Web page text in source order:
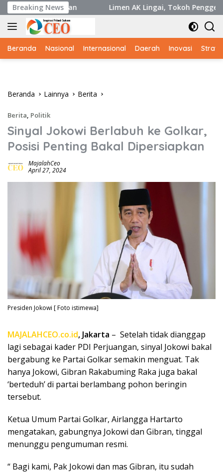
Langsung
ke
konten
Breaking News Limen AK Lingai, Tokoh Penggerak
Beranda Nasional Internasional Daerah Inovasi
Beranda Lainnya Berita
Berita, Politik
Sinyal Jokowi Berlabuh ke Golkar,
Posisi Penting Bakal Dipersiapkan
MajalahCeo
April 27, 2024
Presiden Jokowi [ Foto istimewa]
MAJALAHCEO.co.id, Jakarta – Setelah tidak dianggap
lagi sebagai kader PDI Perjuangan, sinyal Jokowi bakal
bergabung ke Partai Golkar semakin menguat. Tak
hanya Jokowi, Gibran Rakabuming Raka juga bakal
‘berteduh’ di partai berlambang pohon beringin
tersebut.
Ketua Umum Partai Golkar, Airlangga Hartarto
mengatakan, gabungnya Jokowi dan Gibran, tinggal
menunggu pengumuman resmi.
“ Bagi kami, Pak Jokowi dan mas Gibran, itu sudah